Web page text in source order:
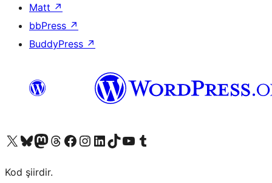
Matt ↗
bbPress ↗
BuddyPress ↗
X (eski Twitter) hesabımıza bakın
Bluesky hesabımızı ziyaret edinMastodon hesabımızı ziyaret edinThreads hesabımızı ziyaret edinFacebook sayfamızı ziyaret edinInstagram hesabımızı ziyaret edinLinkedIn hesabımızı ziyaret edinTikTok hesabımızı ziyaret edinYouTube kanalımızı ziyaret edinTumblr hesabımızı ziyaret edin
Kod şiirdir.